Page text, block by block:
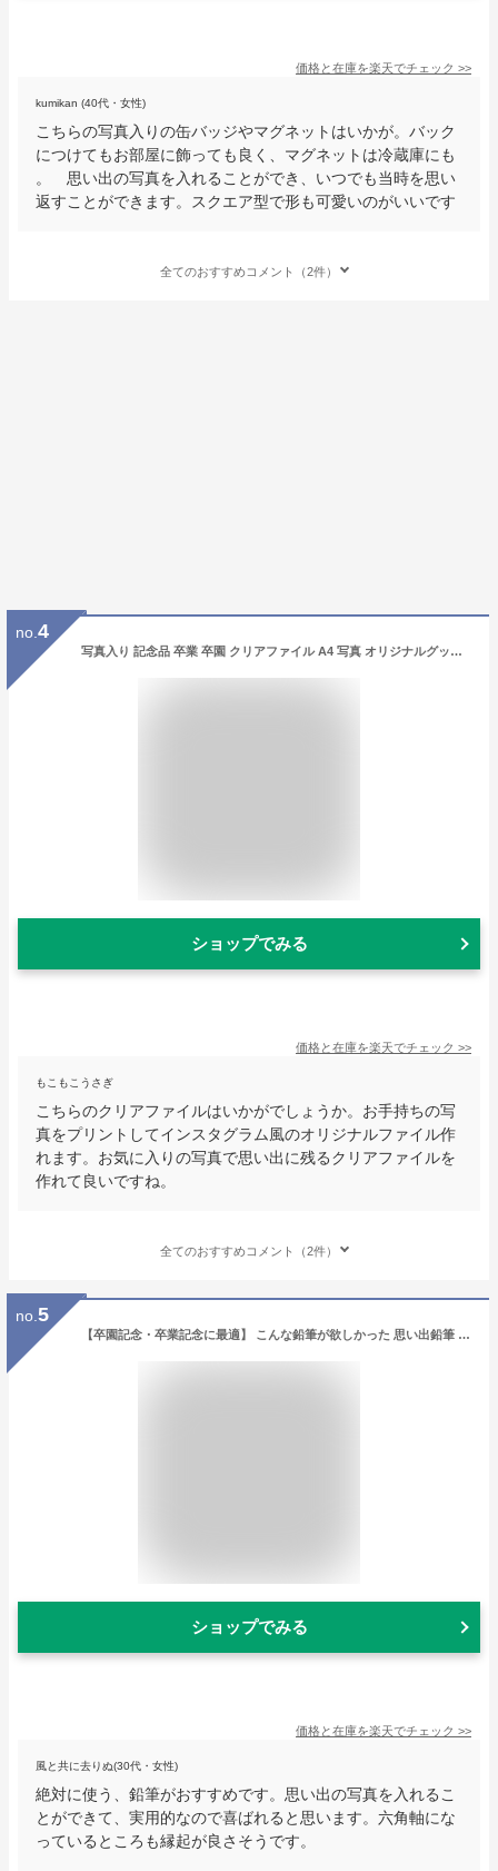
価格と在庫を楽天でチェック >>
kumikan (40代・女性)
こちらの写真入りの缶バッジやマグネットはいかが。バック
につけてもお部屋に飾っても良く、マグネットは冷蔵庫にも
。 思い出の写真を入れることができ、いつでも当時を思い
返すことができます。スクエア型で形も可愛いのがいいです
全てのおすすめコメント（2件）
no. 4
写真入り 記念品 卒業 卒園 クリアファイル A4 写真 オリジナルグッズ 名前入り プレゼント 写真 クリアファイル かわいい Instagram 風 インスタ フォト グッズ 名入れ クリアファイル 思い出 学校 クラス 幼稚園 部活 チーム クリア ファイル 記念 雑貨 写真入り グッズ
ショップでみる
価格と在庫を楽天でチェック >>
もこもこうさぎ
こちらのクリアファイルはいかがでしょうか。お手持ちの写
真をプリントしてインスタグラム風のオリジナルファイル作
れます。お気に入りの写真で思い出に残るクリアファイルを
作れて良いですね。
全てのおすすめコメント（2件）
no. 5
【卒園記念・卒業記念に最適】 こんな鉛筆が欲しかった 思い出鉛筆 六角軸・写真入りタイプ
ショップでみる
価格と在庫を楽天でチェック >>
風と共に去りぬ(30代・女性)
絶対に使う、鉛筆がおすすめです。思い出の写真を入れるこ
とができて、実用的なので喜ばれると思います。六角軸にな
っているところも縁起が良さそうです。